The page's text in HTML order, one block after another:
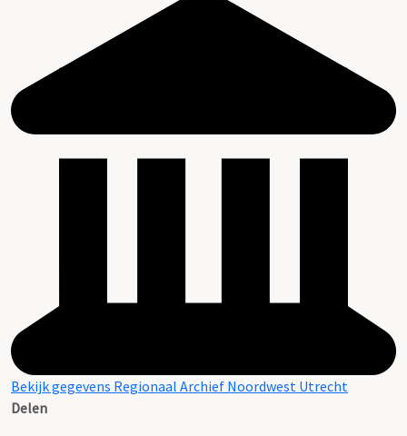
Bekijk gegevens Regionaal Archief Noordwest Utrecht
Delen